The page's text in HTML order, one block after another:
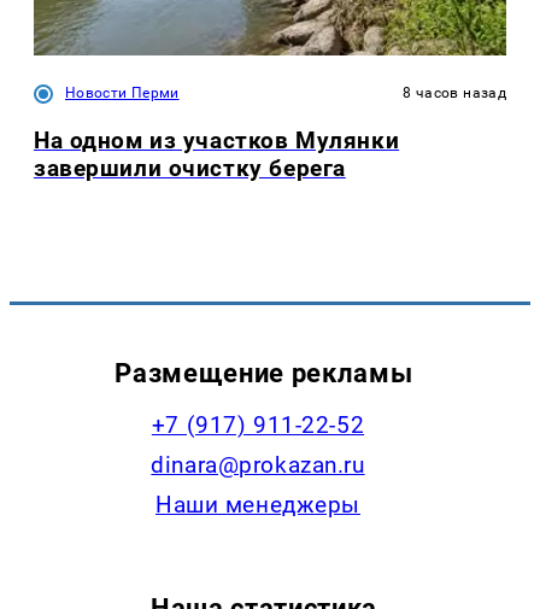
Новости Перми 8 часов назад
На одном из участков Мулянки
завершили очистку берега
Размещение рекламы
+7 (917) 911-22-52
dinara@prokazan.ru
Наши менеджеры